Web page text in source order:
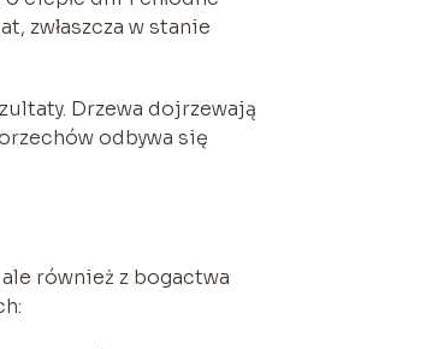
zwłaszcza w stanie
Drzewa dojrzewają
odbywa się
również z bogactwa